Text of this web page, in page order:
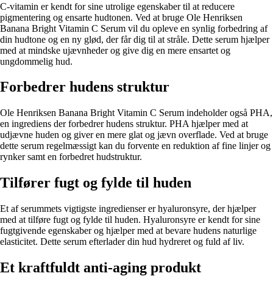
C-vitamin er kendt for sine utrolige egenskaber til at reducere
pigmentering og ensarte hudtonen. Ved at bruge Ole Henriksen
Banana Bright Vitamin C Serum vil du opleve en synlig forbedring af
din hudtone og en ny glød, der får dig til at stråle. Dette serum hjælper
med at mindske ujævnheder og give dig en mere ensartet og
ungdommelig hud.
Forbedrer hudens struktur
Ole Henriksen Banana Bright Vitamin C Serum indeholder også PHA,
en ingrediens der forbedrer hudens struktur. PHA hjælper med at
udjævne huden og giver en mere glat og jævn overflade. Ved at bruge
dette serum regelmæssigt kan du forvente en reduktion af fine linjer og
rynker samt en forbedret hudstruktur.
Tilfører fugt og fylde til huden
Et af serummets vigtigste ingredienser er hyaluronsyre, der hjælper
med at tilføre fugt og fylde til huden. Hyaluronsyre er kendt for sine
fugtgivende egenskaber og hjælper med at bevare hudens naturlige
elasticitet. Dette serum efterlader din hud hydreret og fuld af liv.
Et kraftfuldt anti-aging produkt